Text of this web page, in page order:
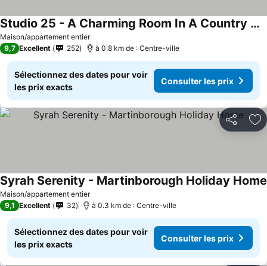
Maison/appartement entier
Studio 25 - A Charming Room In A Country Garden Setting
9,7 Excellent 252 à 0.8 km de : Centre-ville
Sélectionnez des dates pour voir
les prix exacts
Consulter les prix
Partager
Maison/appartement entier
Syrah Serenity - Martinborough Holiday Home
9,1 Excellent 32 à 0.3 km de : Centre-ville
Sélectionnez des dates pour voir
les prix exacts
Consulter les prix